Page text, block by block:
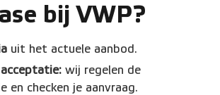
bij VWP?
uit het actuele aanbod.
wij regelen de
en checken je aanvraag.